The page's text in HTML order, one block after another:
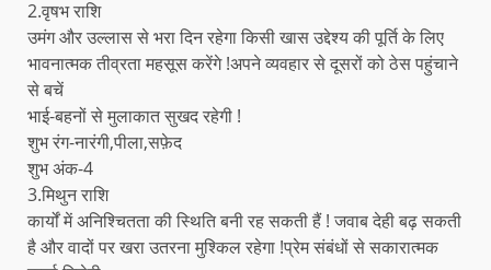
2.वृषभ राशि
उमंग और उल्लास से भरा दिन रहेगा किसी खास उद्देश्य की पूर्ति के लिए
भावनात्मक तीव्रता महसूस करेंगे !अपने व्यवहार से दूसरों को ठेस पहुंचाने
से बचें
भाई-बहनों से मुलाकात सुखद रहेगी !
शुभ रंग-नारंगी,पीला,सफ़ेद
शुभ अंक-4
3.मिथुन राशि
कार्यों में अनिश्चितता की स्थिति बनी रह सकती हैं ! जवाब देही बढ़ सकती
है और वादों पर खरा उतरना मुश्किल रहेगा !प्रेम संबंधों से सकारात्मक